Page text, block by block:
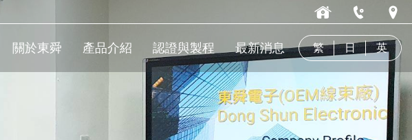
關於東舜 產品介紹 認證與製程 最新消息 繁 日 英